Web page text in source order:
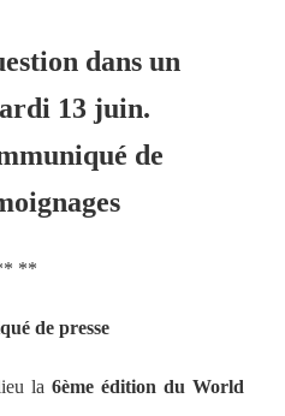
dans un
13 juin.
de
**
de presse
la6ème édition du World